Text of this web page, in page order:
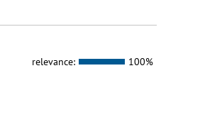
relevance: 100%